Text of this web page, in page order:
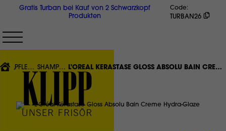
Gratis Turban bei Kauf von 2 Schwarzkopf
Produkten
Code
TURBAN26
PFLEGE SHAMPOO {'CURRENT'|T}:
L'ORÉAL KÉRASTASE GLOSS ABSOLU BAIN CREME HYDRA-GLAZE